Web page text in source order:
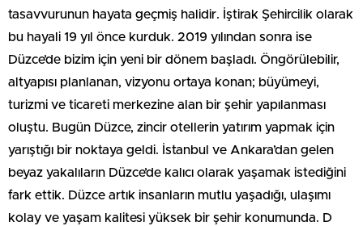
tasavvurunun hayata geçmiş halidir. İştirak Şehircilik olarak
bu hayali 19 yıl önce kurduk. 2019 yılından sonra ise
Düzce’de bizim için yeni bir dönem başladı. Öngörülebilir,
altyapısı planlanan, vizyonu ortaya konan; büyümeyi,
turizmi ve ticareti merkezine alan bir şehir yapılanması
oluştu. Bugün Düzce, zincir otellerin yatırım yapmak için
yarıştığı bir noktaya geldi. İstanbul ve Ankara’dan gelen
beyaz yakalıların Düzce’de kalıcı olarak yaşamak istediğini
fark ettik. Düzce artık insanların mutlu yaşadığı, ulaşımı
kolay ve yaşam kalitesi yüksek bir şehir konumunda. D